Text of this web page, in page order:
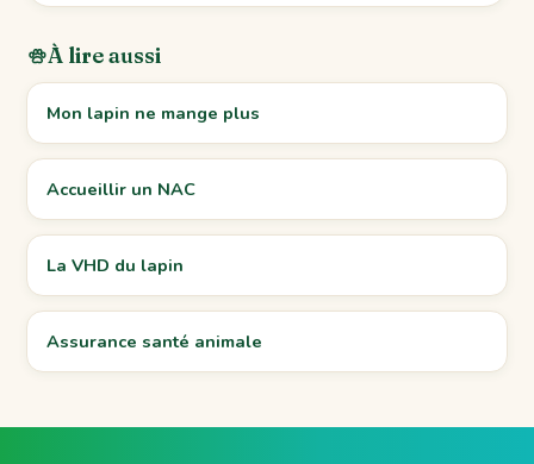
À lire aussi
Mon lapin ne mange plus
Accueillir un NAC
La VHD du lapin
Assurance santé animale